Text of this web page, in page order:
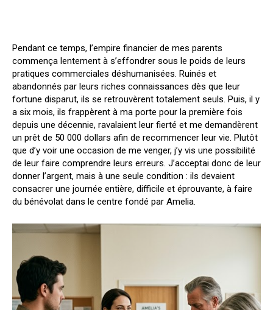
Pendant ce temps, l’empire financier de mes parents
commença lentement à s’effondrer sous le poids de leurs
pratiques commerciales déshumanisées. Ruinés et
abandonnés par leurs riches connaissances dès que leur
fortune disparut, ils se retrouvèrent totalement seuls. Puis, il y
a six mois, ils frappèrent à ma porte pour la première fois
depuis une décennie, ravalaient leur fierté et me demandèrent
un prêt de 50 000 dollars afin de recommencer leur vie. Plutôt
que d’y voir une occasion de me venger, j’y vis une possibilité
de leur faire comprendre leurs erreurs. J’acceptai donc de leur
donner l’argent, mais à une seule condition : ils devaient
consacrer une journée entière, difficile et éprouvante, à faire
du bénévolat dans le centre fondé par Amelia.